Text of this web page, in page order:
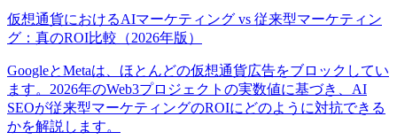
仮想通貨におけるAIマーケティング vs 従来型マーケティン
グ：真のROI比較（2026年版）
GoogleとMetaは、ほとんどの仮想通貨広告をブロックしてい
ます。2026年のWeb3プロジェクトの実数値に基づき、AI
SEOが従来型マーケティングのROIにどのように対抗できる
かを解説します。